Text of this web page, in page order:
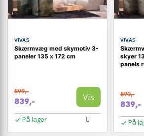
VIVAS
Skærmvæg med skymotiv 3-
paneler 135 x 172 cm
899,-
839,- Vis
På lager
VIVAS
skyer
panels
899,-
839,-
På